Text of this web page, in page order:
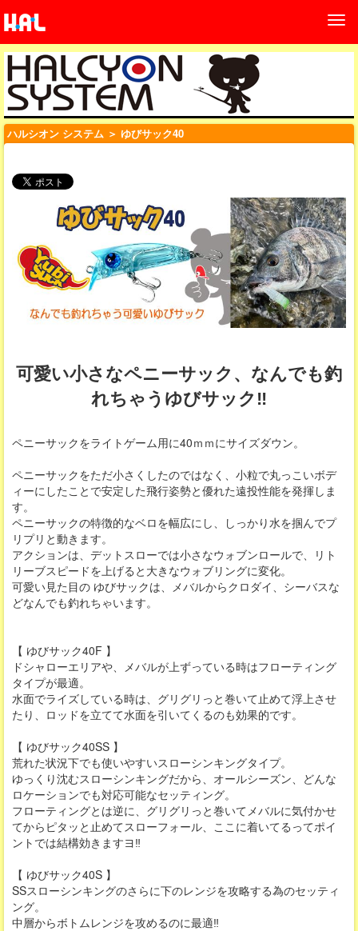
ハルシオン システム ＞ ゆびサック40
可愛い小さなペニーサック、なんでも釣
れちゃうゆびサック‼
ペニーサックをライトゲーム用に40ｍｍにサイズダウン。
ペニーサックをただ小さくしたのではなく、小粒で丸っこいボデ
ィーにしたことで安定した飛行姿勢と優れた遠投性能を発揮しま
す。
ペニーサックの特徴的なベロを幅広にし、しっかり水を掴んでプ
リプリと動きます。
アクションは、デットスローでは小さなウォブンロールで、リト
リーブスピードを上げると大きなウォブリングに変化。
可愛い見た目の ゆびサックは、メバルからクロダイ、シーバスな
どなんでも釣れちゃいます。
【 ゆびサック40F 】
ドシャローエリアや、メバルが上ずっている時はフローティング
タイプが最適。
水面でライズしている時は、グリグリっと巻いて止めて浮上させ
たり、ロッドを立てて水面を引いてくるのも効果的です。
【 ゆびサック40SS 】
荒れた状況下でも使いやすいスローシンキングタイプ。
ゆっくり沈むスローシンキングだから、オールシーズン、どんな
ロケーションでも対応可能なセッティング。
フローティングとは逆に、グリグリっと巻いてメバルに気付かせ
てからピタッと止めてスローフォール、ここに着いてるってポイ
ントでは結構効きますヨ‼
【 ゆびサック40S 】
SSスローシンキングのさらに下のレンジを攻略する為のセッティ
ング。
中層からボトムレンジを攻めるのに最適‼